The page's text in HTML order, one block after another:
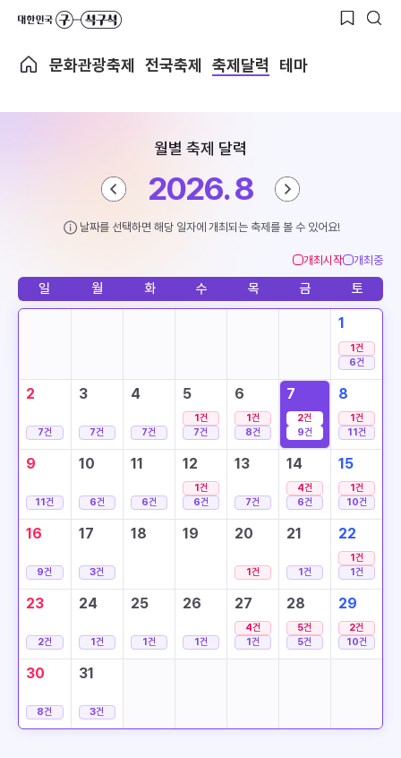
문화관광축제 전국축제 축제달력 테마
월별 축제 달력
2026. 8
날짜를 선택하면 해당 일자에 개최되는 축제를 볼 수 있어요!
개최시작 개최중
일 월 화 수 목 금 토
1
1건
6건
2
7건
3
7건
4
7건
5
1건
7건
6
1건
8건
7
2건
9건
8
1건
11건
9
11건
10
6건
11
6건
12
1건
6건
13
7건
14
4건
6건
15
1건
10건
16
9건
17
3건
18 19 20
1건
21
1건
22
1건
1건
23
2건
24
1건
25
1건
26
1건
27
4건
1건
28
5건
5건
29
2건
10건
30
8건
31
3건